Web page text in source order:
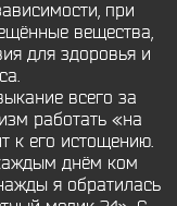
при
вещества,
для здоровья и
всего за
работать «на
к его истощению.
днём ком
я обратилась